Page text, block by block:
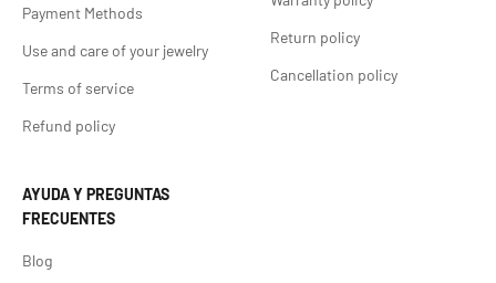
Payment Methods
Use and care of your jewelry
Terms of service
Refund policy
Return policy
Cancellation policy
AYUDA Y PREGUNTAS
FRECUENTES
Blog